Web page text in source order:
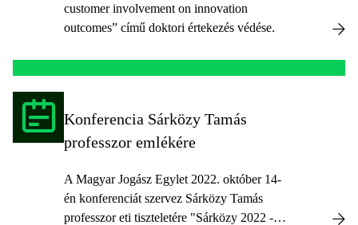
customer involvement on innovation
outcomes” című doktori értekezés védése.
Konferencia Sárközy Tamás
professzor emlékére
A Magyar Jogász Egylet 2022. október 14-
én konferenciát szervez Sárközy Tamás
professzor eti tiszteletére "Sárközy 2022 -